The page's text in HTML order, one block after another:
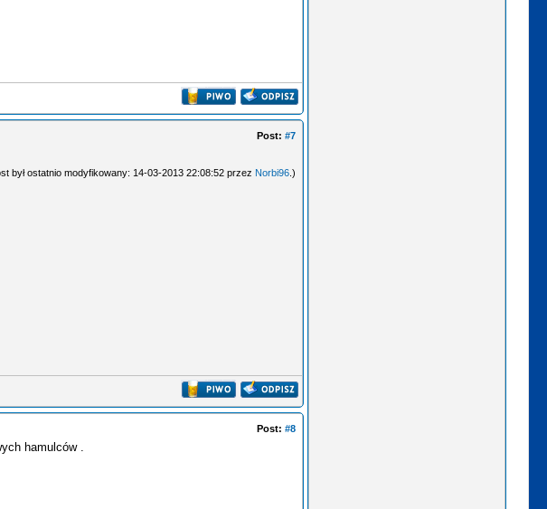
Post:#7
był ostatnio modyfikowany: 14-03-2013 22:08:52 przez Norbi96.)
Post:#8
hamulców .